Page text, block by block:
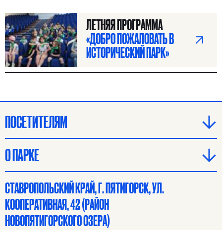
ЛЕТНЯЯ ПРОГРАММА
«ДОБРО ПОЖАЛОВАТЬ В
ИСТОРИЧЕСКИЙ ПАРК»
ПОСЕТИТЕЛЯМ
О ПАРКЕ
СТАВРОПОЛЬСКИЙ КРАЙ, Г. ПЯТИГОРСК, УЛ.
КООПЕРАТИВНАЯ, 42 (РАЙОН
НОВОПЯТИГОРСКОГО ОЗЕРА)